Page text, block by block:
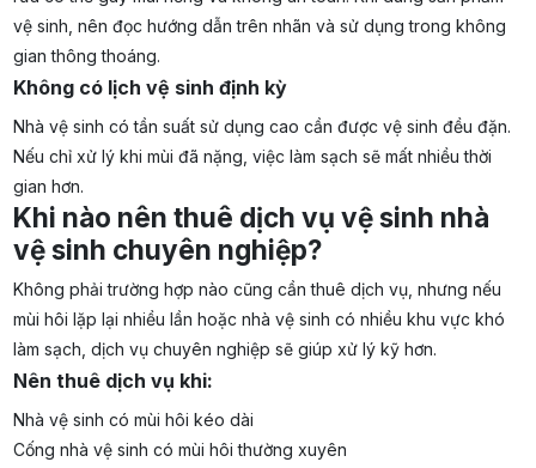
vệ sinh, nên đọc hướng dẫn trên nhãn và sử dụng trong không
gian thông thoáng.
Không có lịch vệ sinh định kỳ
Nhà vệ sinh có tần suất sử dụng cao cần được vệ sinh đều đặn.
Nếu chỉ xử lý khi mùi đã nặng, việc làm sạch sẽ mất nhiều thời
gian hơn.
Khi nào nên thuê dịch vụ vệ sinh nhà
vệ sinh chuyên nghiệp?
Không phải trường hợp nào cũng cần thuê dịch vụ, nhưng nếu
mùi hôi lặp lại nhiều lần hoặc nhà vệ sinh có nhiều khu vực khó
làm sạch, dịch vụ chuyên nghiệp sẽ giúp xử lý kỹ hơn.
Nên thuê dịch vụ khi:
Nhà vệ sinh có mùi hôi kéo dài
Cống nhà vệ sinh có mùi hôi thường xuyên